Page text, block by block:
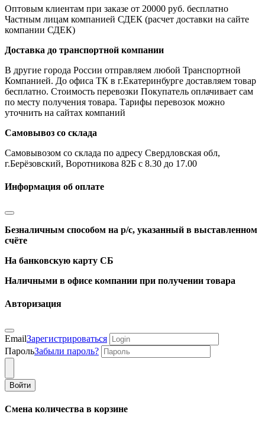
Оптовым клиентам при заказе от 20000 руб. бесплатно
Частным лицам компанией СДЕК (расчет доставки на сайте
компании СДЕК)
Доставка до транспортной компании
В другие города России отправляем любой Транспортной
Компанией. До офиса ТК в г.Екатеринбурге доставляем товар
бесплатно. Стоимость перевозки Покупатель оплачивает сам
по месту получения товара. Тарифы перевозок можно
уточнить на сайтах компаний
Самовывоз со склада
Самовывозом со склада по адресу Свердловская обл,
г.Берёзовский, Воротникова 82Б с 8.30 до 17.00
Информация об оплате
Безналичным способом на р/с, указанный в выставленном
счёте
На банковскую карту СБ
Наличными в офисе компании при получении товара
Авторизация
EmailЗарегистрироваться
ПарольЗабыли пароль?
Войти
Смена количества в корзине